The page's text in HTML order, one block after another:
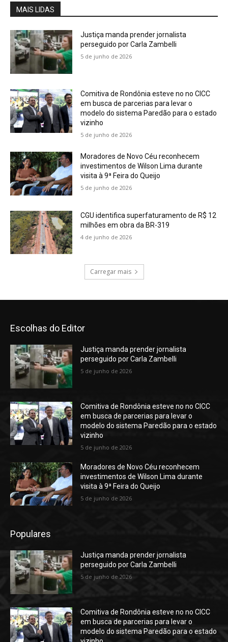
Escolhas do Editor
Justiça manda prender jornalista
perseguido por Carla Zambelli
5 de junho de 2026
Comitiva de Rondônia esteve no no CICC
em busca de parcerias para levar o
modelo do sistema Paredão para o estado
vizinho
5 de junho de 2026
Moradores de Novo Céu reconhecem
investimentos de Wilson Lima durante
visita à 9ª Feira do Queijo
5 de junho de 2026
Populares
Justiça manda prender jornalista
perseguido por Carla Zambelli
5 de junho de 2026
Comitiva de Rondônia esteve no no CICC
em busca de parcerias para levar o
modelo do sistema Paredão para o estado